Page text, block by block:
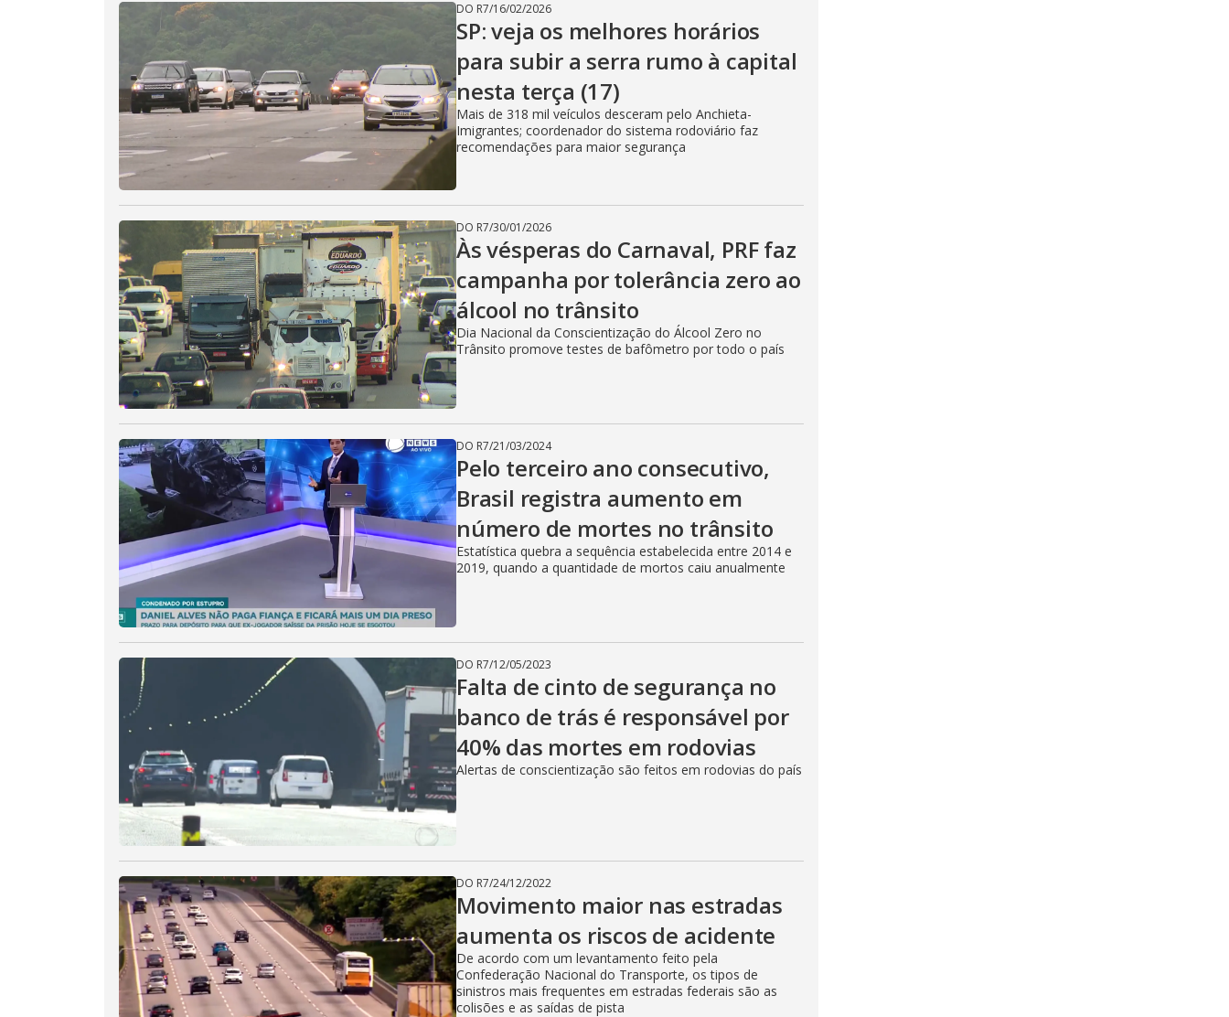
DO R7/16/02/2026
SP: veja os melhores horários
para subir a serra rumo à capital
nesta terça (17)
Mais de 318 mil veículos desceram pelo Anchieta-
Imigrantes; coordenador do sistema rodoviário faz
recomendações para maior segurança
DO R7/30/01/2026
Às vésperas do Carnaval, PRF faz
campanha por tolerância zero ao
álcool no trânsito
Dia Nacional da Conscientização do Álcool Zero no
Trânsito promove testes de bafômetro por todo o país
DO R7/21/03/2024
Pelo terceiro ano consecutivo,
Brasil registra aumento em
número de mortes no trânsito
Estatística quebra a sequência estabelecida entre 2014 e
2019, quando a quantidade de mortos caiu anualmente
DO R7/12/05/2023
Falta de cinto de segurança no
banco de trás é responsável por
40% das mortes em rodovias
Alertas de conscientização são feitos em rodovias do país
DO R7/24/12/2022
Movimento maior nas estradas
aumenta os riscos de acidente
De acordo com um levantamento feito pela
Confederação Nacional do Transporte, os tipos de
sinistros mais frequentes em estradas federais são as
colisões e as saídas de pista